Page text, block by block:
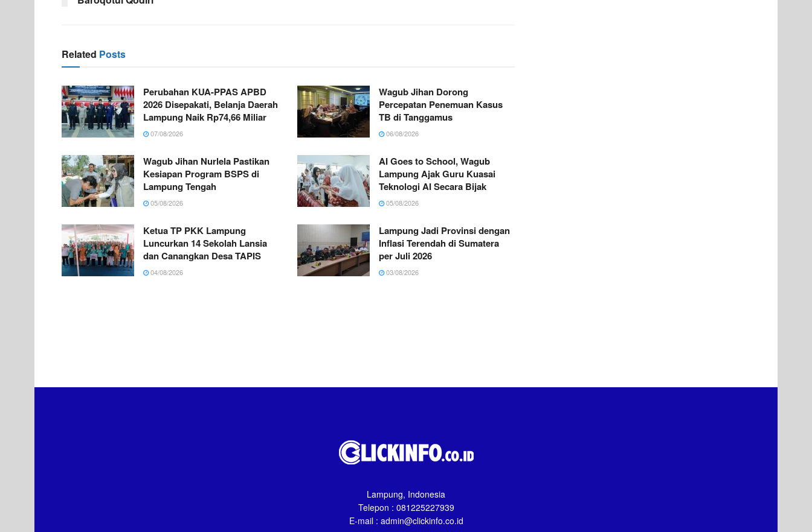
Related Posts
Perubahan KUA-PPAS APBD
2026 Disepakati, Belanja Daerah
Lampung Naik Rp74,66 Miliar
07/08/2026
Wagub Jihan Dorong
Percepatan Penemuan Kasus
TB di Tanggamus
06/08/2026
Wagub Jihan Nurlela Pastikan
Kesiapan Program BSPS di
Lampung Tengah
05/08/2026
AI Goes to School, Wagub
Lampung Ajak Guru Kuasai
Teknologi AI Secara Bijak
05/08/2026
Ketua TP PKK Lampung
Luncurkan 14 Sekolah Lansia
dan Canangkan Desa TAPIS
04/08/2026
Lampung Jadi Provinsi dengan
Inflasi Terendah di Sumatera
per Juli 2026
03/08/2026
Lampung, Indonesia
Telepon : 081225227939
E-mail : admin@clickinfo.co.id